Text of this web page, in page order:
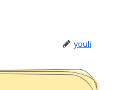
youli